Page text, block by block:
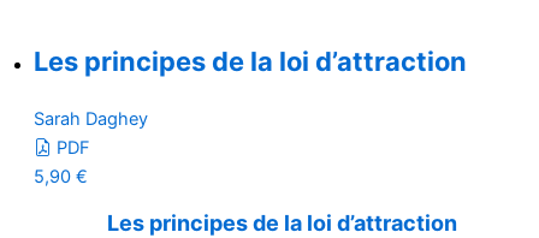
Les principes de la loi d’attraction
Sarah Daghey
PDF
5,90 €
Les principes de la loi d’attraction